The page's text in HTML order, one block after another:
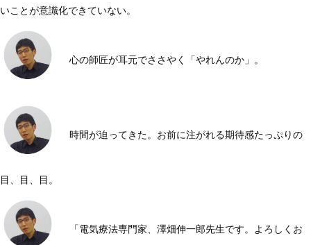
いことが意識化できていない。
心の師匠が耳元でささやく「やれんのか」。
時間が迫ってきた。お前に注がれる期待感たっぷりの
目、目、目。
「電気療法専門家、澤畑伸一郎先生です。よろしくお